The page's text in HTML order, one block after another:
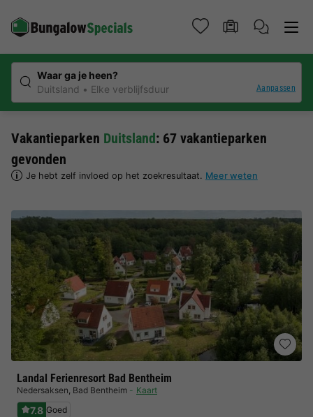
Waar ga je heen?
Duitsland
Elke verblijfsduur Aanpassen
Vakantieparken Duitsland: 67 vakantieparken
gevonden
Je hebt zelf invloed op het zoekresultaat. Meer weten
Landal Ferienresort Bad Bentheim
Nedersaksen, Bad Bentheim Kaart
7.8 Goed